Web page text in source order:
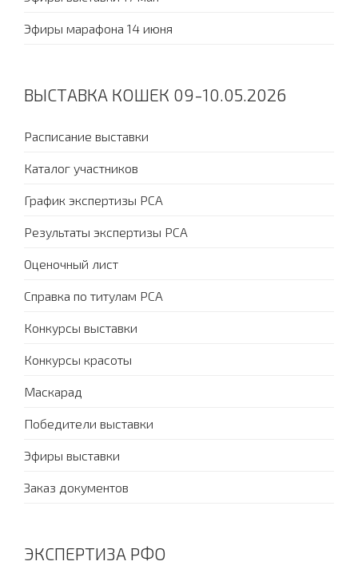
Эфиры марафона 14 июня
ВЫСТАВКА КОШЕК 09-10.05.2026
Расписание выставки
Каталог участников
График экспертизы PCA
Результаты экспертизы PCA
Оценочный лист
Справка по титулам PCA
Конкурсы выставки
Конкурсы красоты
Маскарад
Победители выставки
Эфиры выставки
Заказ документов
ЭКСПЕРТИЗА РФО